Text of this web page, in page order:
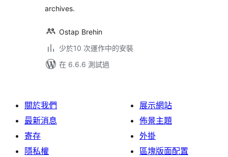
archives.
Ostap Brehin
少於10 次運作中的安裝
在 6.6.6 測試過
關於我們
最新消息
寄存
隱私權
展示網站
佈景主題
外掛
區塊版面配置